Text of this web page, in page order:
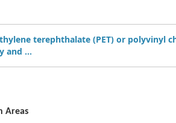
terephthalate (PET) or polyvinyl
and ...
Areas